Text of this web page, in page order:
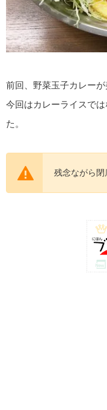
前回、野菜玉子カレーが
今回はカレーライスで
た。
残念ながら閉